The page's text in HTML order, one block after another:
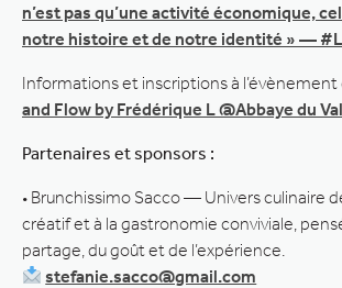
n’est pas qu’une activité économique,
notre histoire et de notre identité » —
Informations et inscriptions à l’évènement
and Flow by Frédérique L @Abbaye du
Partenaires et sponsors :
• Brunchissimo Sacco — Univers culinaire
créatif et à la gastronomie conviviale,
partage, du goût et de l’expérience.
stefanie.sacco@gmail.com